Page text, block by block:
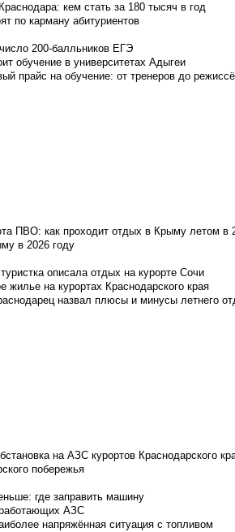
кем стать за 180 тысяч в год
по карману абитуриентов
200-балльников ЕГЭ
обучение в университетах Адыгеи
прайс на обучение: от тренеров до
ПВО: как проходит отдых в Крыму летом в
в 2026 году
описала отдых на курорте Сочи
жилье на курортах Краснодарского края
назвал плюсы и минусы летнего
на АЗС курортов Краснодарского
побережья
где заправить машину
работающих АЗС
напряжённая ситуация с топливом